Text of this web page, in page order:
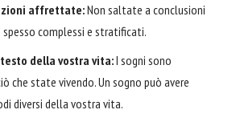
affrettate:Non saltate a conclusioni
complessi e stratificati.
della vostra vita:I sogni sono
che state vivendo. Un sogno può avere
diversi della vostra vita.